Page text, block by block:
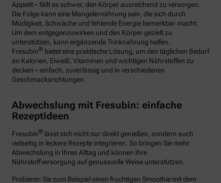
Appetit – fällt es schwer, den Körper ausreichend zu versorgen.
Die Folge kann eine Mangelernährung sein, die sich durch
Müdigkeit, Schwäche und fehlende Energie bemerkbar macht.
Um dem entgegenzuwirken und den Körper gezielt zu
unterstützen, kann ergänzende Trinknahrung helfen.
Fresubin® bietet eine praktische Lösung, um den täglichen Bedarf
an Kalorien, Eiweiß, Vitaminen und wichtigen Nährstoffen zu
decken – einfach, zuverlässig und in verschiedenen
Geschmacksrichtungen.
Abwechslung mit Fresubin: einfache
Rezeptideen
Fresubin® lässt sich nicht nur direkt genießen, sondern auch
vielseitig in leckere Rezepte integrieren. So bringen Sie mehr
Abwechslung in Ihren Alltag und können Ihre
Nährstoffversorgung auf genussvolle Weise unterstützen.
Probieren Sie zum Beispiel einen fruchtigen Smoothie mit dem